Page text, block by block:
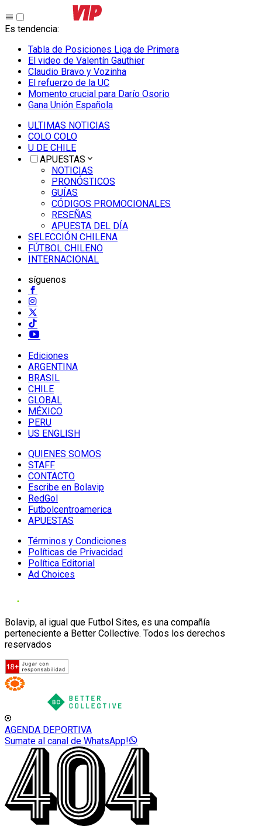
Es tendencia:
Tabla de Posiciones Liga de Primera
El video de Valentín Gauthier
Claudio Bravo y Vozinha
El refuerzo de la UC
Momento crucial para Darío Osorio
Gana Unión Española
ULTIMAS NOTICIAS
COLO COLO
U DE CHILE
APUESTAS
NOTICIAS
PRONÓSTICOS
GUÍAS
CÓDIGOS PROMOCIONALES
RESEÑAS
APUESTA DEL DÍA
SELECCIÓN CHILENA
FÚTBOL CHILENO
INTERNACIONAL
síguenos
Ediciones
ARGENTINA
BRASIL
CHILE
GLOBAL
MÉXICO
PERU
US ENGLISH
QUIENES SOMOS
STAFF
CONTACTO
Escribe en Bolavip
RedGol
Futbolcentroamerica
APUESTAS
Términos y Condiciones
Políticas de Privacidad
Política Editorial
Ad Choices
Bolavip, al igual que Futbol Sites, es una compañía
perteneciente a Better Collective. Todos los derechos
reservados
AGENDA DEPORTIVA
Sumate al canal de WhatsApp!